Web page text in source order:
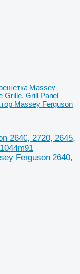
Massey
Grille, Grill Panel
Massey Ferguson
2640, 2720, 2645,
Ferguson 2640,